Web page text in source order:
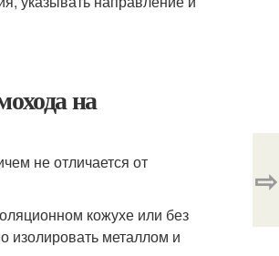
на
не отличается от
кожухе или без
изолировать металлом и
⇨